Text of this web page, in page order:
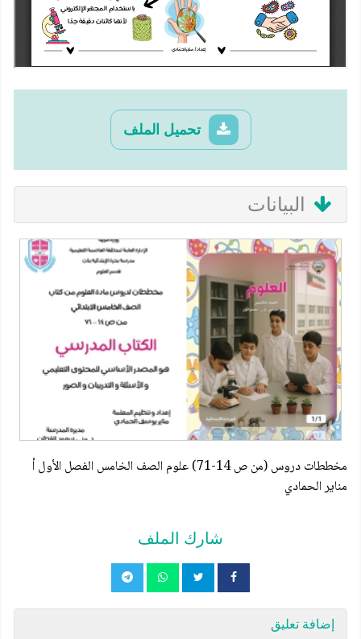
تحميل الملف
البيانات
مخططات دروس (من ص 14-71) علوم الصف الخامس الفصل الأول أ
مناير الحمادي
شارك الملف
إضافة تعليق